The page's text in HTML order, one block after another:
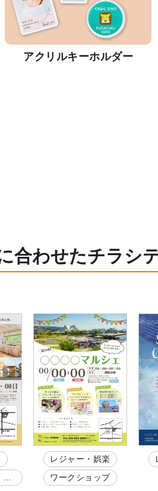
アクリルキーホルダー
合わせたチラシ
レジャー・娯楽
ワークショップ